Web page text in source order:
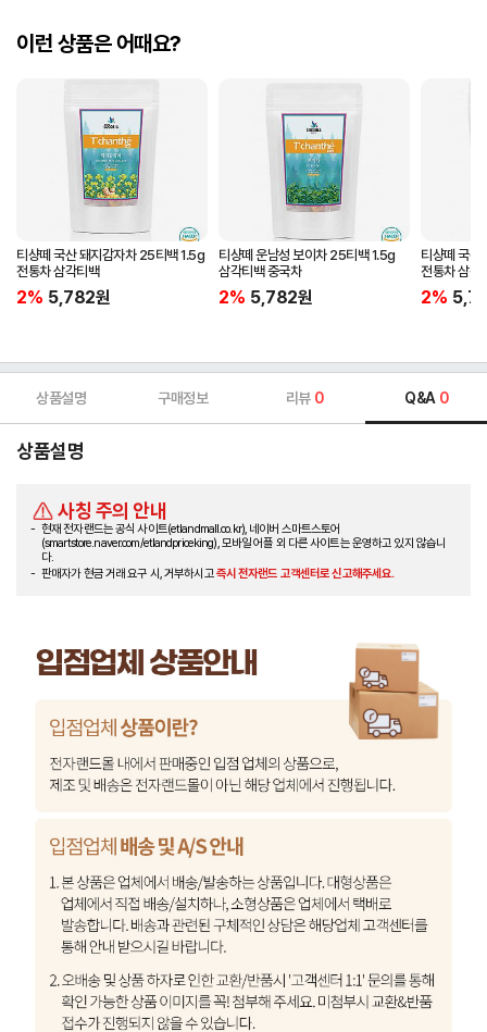
이런 상품은 어때요?
티샹떼 국산 돼지감자차 25티백 1.5g
전통차 삼각티백
2% 5,782원
티샹떼 운남성 보이차 25티백 1.5g
삼각티백 중국차
2% 5,782원
티샹떼 국산
전통차 삼각
2%
상품설명 구매정보 리뷰 0 Q&A 0
상품설명
사칭 주의 안내
현재 전자랜드는 공식 사이트(etlandmall.co.kr), 네이버 스마트스토어
(smartstore.naver.com/etlandpriceking), 모바일 어플 외 다른 사이트는 운영하고 있지 않습니
다.
판매자가 현금 거래 요구 시, 거부하시고즉시 전자랜드 고객센터로 신고해주세요.